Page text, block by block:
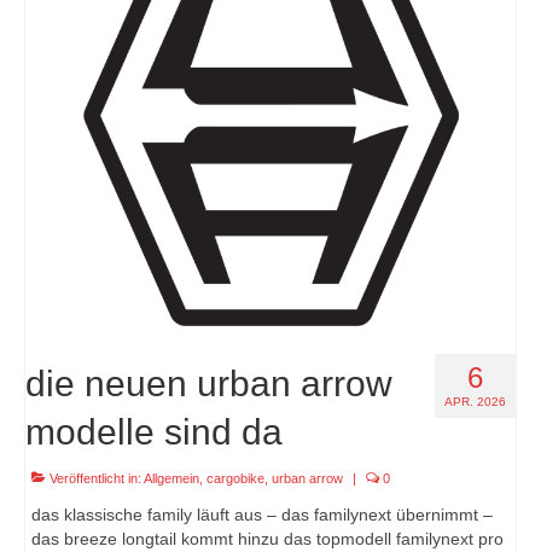
6
APR. 2026
die neuen urban arrow
modelle sind da
Veröffentlicht in: Allgemein cargobike urban arrow 0
das klassische family läuft aus – das familynext übernimmt –
das breeze longtail kommt hinzu das topmodell familynext pro